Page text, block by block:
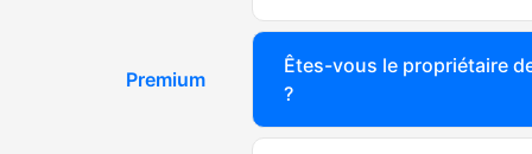
Premium
Êtes-vous le propriétaire
?